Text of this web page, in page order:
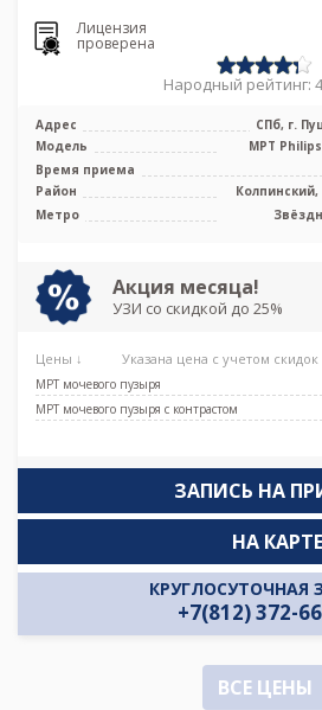
Лицензия
проверена
Народный рейтинг:
Адрес
СПб, г.
Модель
МРТ
Время приема
Район
Метро
Акция месяца!
УЗИ со скидкой до 25%
Цены ↓ Указана цена с учетом
МРТ мочевого пузыря
МРТ мочевого пузыря с контрастом
ЗАПИСЬ НА
КРУГЛОСУТОЧНАЯ
+7(812) 372-
НА КАРТЕ
ВСЕ ЦЕНЫ